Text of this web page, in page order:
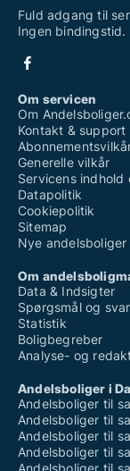
Fuld adgang til
Ingen bindingstid.
Om servicen
Om
Kontakt & support
Generelle vilkår
Servicens
Datapolitik
Cookiepolitik
Sitemap
Nye andelsboliger
Om
Data & Indsigter
Spørgsmål og svar
Statistik
Boligbegreber
Analyse- og
Andelsboliger i
Andelsboliger til
Andelsboliger til
Andelsboliger til
Andelsboliger til
Andelsboliger til